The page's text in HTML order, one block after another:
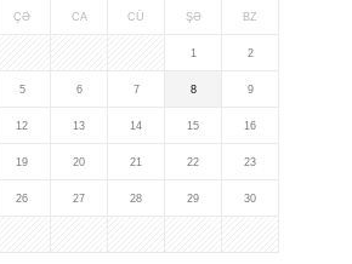
ÇƏ CA CÜ ŞƏ BZ
1 2
5 6 7 8 9
12 13 14 15 16
19 20 21 22 23
26 27 28 29 30